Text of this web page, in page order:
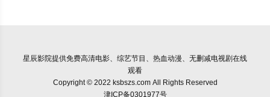
星辰影院提供免费高清电影、综艺节目、热血动漫、无删减电视剧在线
观看
Copyright © 2022 ksbszs.com All Rights Reserved
津ICP备0301977号